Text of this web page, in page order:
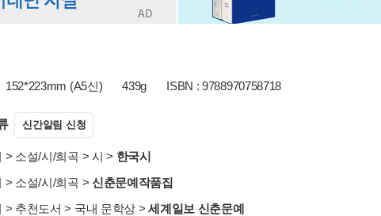
152*223mm (A5신) 439g ISBN : 9788970758718
신간알림 신청
> 소설/시/희곡 > 시 > 한국시
> 소설/시/희곡 > 신춘문예작품집
> 추천도서 > 국내 문학상 >세계일보 신춘문예